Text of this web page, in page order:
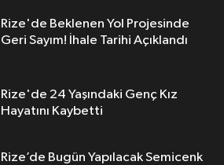
Rize'de Beklenen Yol Projesinde
Geri Sayım! İhale Tarihi Açıklandı
Rize'de 24 Yaşındaki Genç Kız
Hayatını Kaybetti
Rize’de Bugün Yapılacak Semicenk